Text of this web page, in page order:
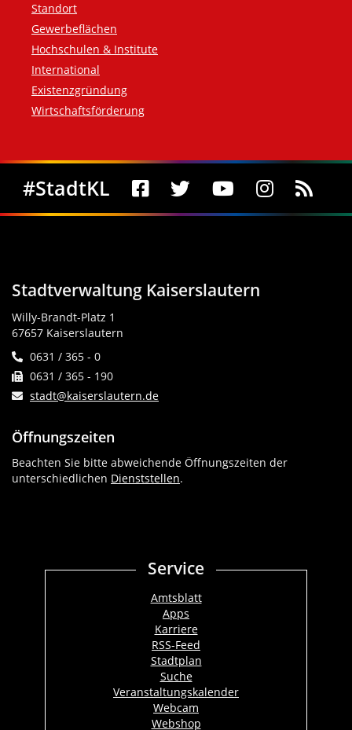
Standort
Gewerbeflächen
Hochschulen & Institute
International
Existenzgründung
Wirtschaftsförderung
Social Media
#StadtKL
Stadtverwaltung Kaiserslautern
Willy-Brandt-Platz 1
67657 Kaiserslautern
0631 / 365 - 0
0631 / 365 - 190
stadt@kaiserslautern.de
Öffnungszeiten
Beachten Sie bitte abweichende Öffnungszeiten der
unterschiedlichen Dienststellen.
Service
Amtsblatt
Apps
Karriere
RSS-Feed
Stadtplan
Suche
Veranstaltungskalender
Webcam
Webshop